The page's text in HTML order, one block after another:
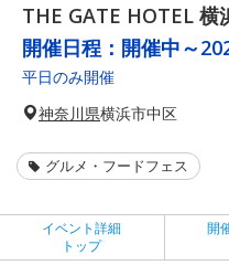
THE GATE HOTEL 横
開催日程： 開催中～
平日のみ開催
神奈川県横浜市中区
グルメ・フードフェス
イベント詳細
トップ
開